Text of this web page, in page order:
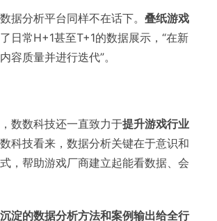
据分析平台同样不在话下。 叠纸游戏
日常H+1甚至T+1的数据展示，“在新
容质量并进行迭代”。
数数科技还一直致力于提升游戏行业
科技看来，数据分析关键在于意识和
，帮助游戏厂商建立起能看数据、会
淀的数据分析方法和案例输出给全行